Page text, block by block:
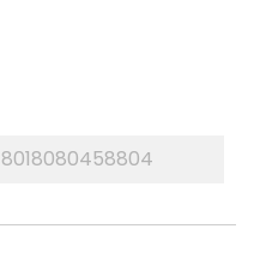
8018080458804